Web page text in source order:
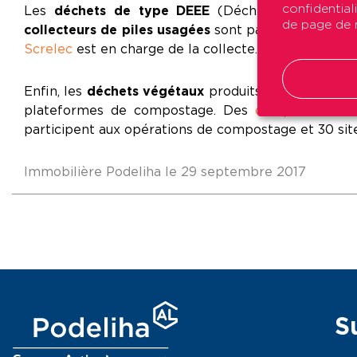
Les déchets de type DEEE (Déchet
collecteurs de piles usagéessont par ailleurs
Screlec est en charge de la collecte.
Enfin, les déchets végétaux produits par
plateformes de compostage. Descomposteurs
participent aux opérations de compostage et 30
Immobilière Podeliha le 29 septembre 2017
de page de